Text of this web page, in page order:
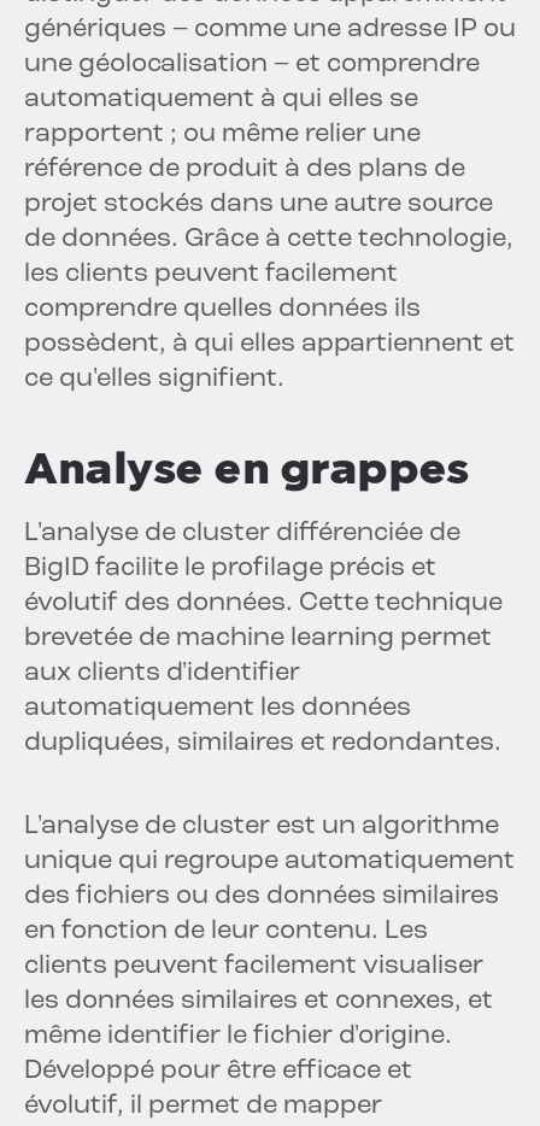
génériques – comme une adresse IP ou
une géolocalisation – et comprendre
automatiquement à qui elles se
rapportent ; ou même relier une
référence de produit à des plans de
projet stockés dans une autre source
de données. Grâce à cette technologie,
les clients peuvent facilement
comprendre quelles données ils
possèdent, à qui elles appartiennent et
ce qu'elles signifient.
Analyse en grappes
L'analyse de cluster différenciée de
BigID facilite le profilage précis et
évolutif des données. Cette technique
brevetée de machine learning permet
aux clients d'identifier
automatiquement les données
dupliquées, similaires et redondantes.
L'analyse de cluster est un algorithme
unique qui regroupe automatiquement
des fichiers ou des données similaires
en fonction de leur contenu. Les
clients peuvent facilement visualiser
les données similaires et connexes, et
même identifier le fichier d'origine.
Développé pour être efficace et
évolutif, il permet de mapper